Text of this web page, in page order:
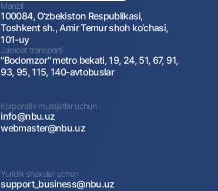
Manzil
100084, O‘zbekiston Respublikasi,
Toshkent sh., Amir Temur shoh ko‘chasi,
101-uy
Jamoat transporti
"Bodomzor" metro bekati, 19, 24, 51, 67, 91,
93, 95, 115, 140-avtobuslar
Korporativ murojatlar uchun
info@nbu.uz
webmaster@nbu.uz
Yuridik shaxslar uchun
support_business@nbu.uz